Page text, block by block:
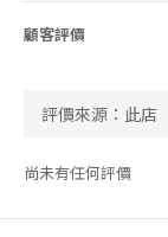
顧客評價
尚未有任何評價